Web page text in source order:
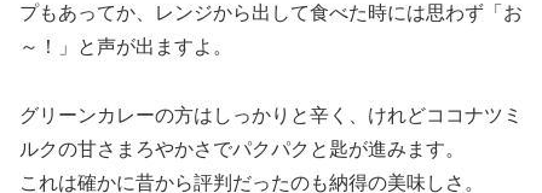
プもあってか、レンジから出して食べた時には思わず「お
～！」と声が出ますよ。
グリーンカレーの方はしっかりと辛く、けれどココナツミ
ルクの甘さまろやかさでパクパクと匙が進みます。
これは確かに昔から評判だったのも納得の美味しさ。